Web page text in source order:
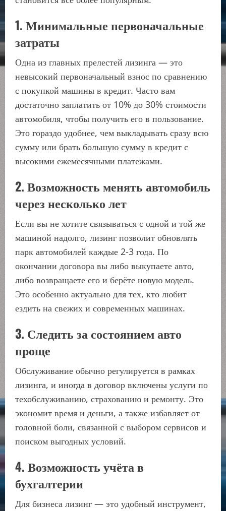
1. Минимальные первоначальные
затраты
Одна из главных прелестей лизинга — это
невысокий первоначальный взнос по сравнению
с покупкой машины в кредит. Часто вам
достаточно заплатить от 10% до 30% стоимости
автомобиля, чтобы получить его в пользование.
Это гораздо удобнее, чем выкладывать сразу всю
сумму или брать большую сумму в кредит с
высокими ежемесячными платежами.
2. Возможность менять автомобиль
через несколько лет
Если вы не хотите связываться с одной и той же
машиной надолго, лизинг позволит обновлять
парк автомобилей каждые 2-3 года. По
окончании договора вы либо выкупаете авто,
либо возвращаете его и берёте новую модель.
Это особенно актуально для тех, кто любит
ездить на свежих и современных машинах.
3. Следить за состоянием авто
проще
Обслуживание обычно регулируется в рамках
лизинга, и иногда в договор включены услуги по
техобслуживанию, страхованию и ремонту. Это
экономит время и деньги, а также избавляет от
головной боли, связанной с выбором сервисов и
поиском выгодных условий.
4. Возможность учёта в
бухгалтерии
Для бизнеса лизинг — это удобный инструмент,